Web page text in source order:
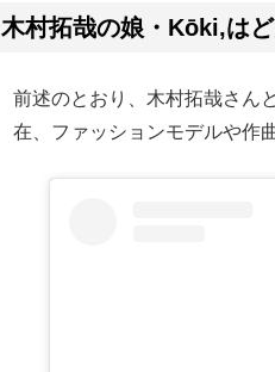
木村拓哉の娘・Kōki,は
前述のとおり、木村拓哉さん
在、ファッションモデルや作